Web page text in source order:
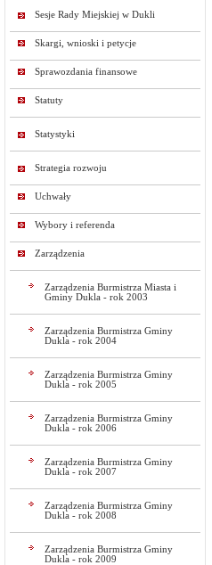
Sesje Rady Miejskiej w Dukli
Skargi, wnioski i petycje
Sprawozdania finansowe
Statuty
Statystyki
Strategia rozwoju
Uchwały
Wybory i referenda
Zarządzenia
Zarządzenia Burmistrza Miasta i
Gminy Dukla - rok 2003
Zarządzenia Burmistrza Gminy
Dukla - rok 2004
Zarządzenia Burmistrza Gminy
Dukla - rok 2005
Zarządzenia Burmistrza Gminy
Dukla - rok 2006
Zarządzenia Burmistrza Gminy
Dukla - rok 2007
Zarządzenia Burmistrza Gminy
Dukla - rok 2008
Zarządzenia Burmistrza Gminy
Dukla - rok 2009